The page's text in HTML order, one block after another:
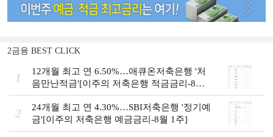
2금융 BEST CLICK
1
12개월 최고 연 6.50%…애큐온저축은행 '처
음만난적금'[이주의 저축은행 적금금리-8월
1주]
2
24개월 최고 연 4.30%…SBI저축은행 '정기예
금'[이주의 저축은행 예금금리-8월 1주]